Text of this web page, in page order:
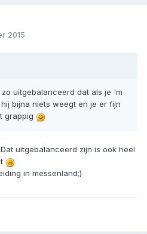
2015
zo uitgebalanceerd dat als je 'm
bijna niets weegt en je er fijn
grappig
Dat uitgebalanceerd zijn is ook heel
in messenland;)